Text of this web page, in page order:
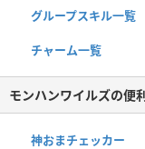
グループスキル一覧
チャーム一覧
モンハンワイルズの便
神おまチェッカー